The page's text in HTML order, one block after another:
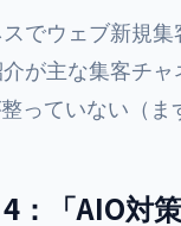
でウェブ新規
が主な集客チャ
っていない（ま
：「AIO対